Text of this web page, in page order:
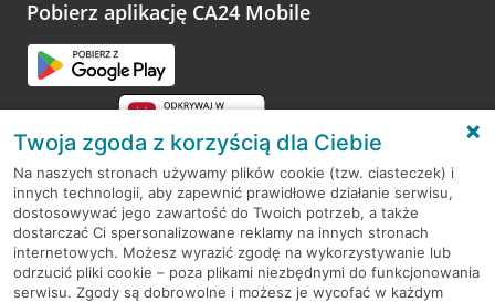
opinie.
Pobierz aplikację CA24 Mobile
RODO
Regulamin serwisu
Mapa serwisu
Twoja zgoda z korzyścią dla Ciebie
Na naszych stronach używamy plików cookie (tzw. ciasteczek) i
innych technologii, aby zapewnić prawidłowe działanie serwisu,
dostosowywać jego zawartość do Twoich potrzeb, a także
dostarczać Ci spersonalizowane reklamy na innych stronach
internetowych. Możesz wyrazić zgodę na wykorzystywanie lub
odrzucić pliki cookie – poza plikami niezbędnymi do funkcjonowania
serwisu. Zgody są dobrowolne i możesz je wycofać w każdym